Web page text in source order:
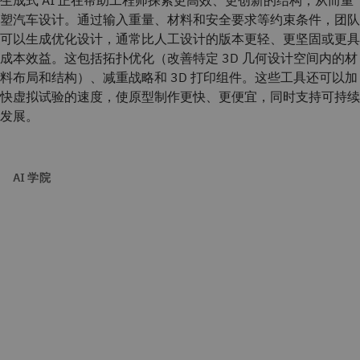
塑汽车设计。通过输入重量、材料和安全要求等约束条件，团队
可以生成优化设计，通常比人工设计的版本更轻、更坚固或更具
成本效益。这包括拓扑优化（改善特定 3D 几何设计空间内的材
料布局和结构）、减重战略和 3D 打印组件。这些工具还可以加
快虚拟试验的速度，使原型制作更快、更便宜，同时支持可持续
发展。
AI 学院